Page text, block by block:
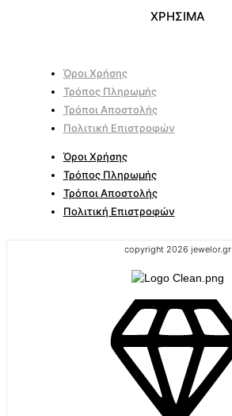
ΧΡΗΣΙΜΑ
Όροι Χρήσης
Τρόπος Πληρωμής
Τρόποι Αποστολής
Πολιτική Επιστροφών
Όροι Χρήσης
Τρόπος Πληρωμής
Τρόποι Αποστολής
Πολιτική Επιστροφών
copyright 2026 jewelor.gr